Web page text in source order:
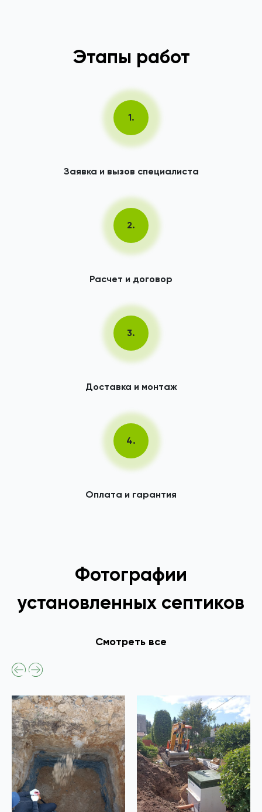
Этапы работ
1.
Заявка и вызов специалиста
2.
Расчет и договор
3.
Доставка и монтаж
4.
Оплата и гарантия
Фотографии
установленных септиков
Смотреть все